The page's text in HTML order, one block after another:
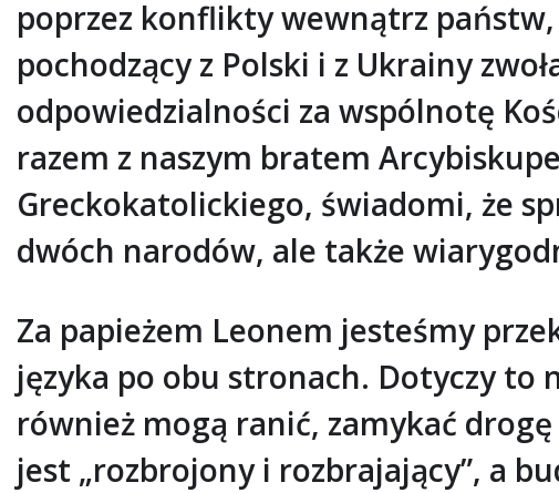
poprzez konflikty wewnątrz państw,
pochodzący z Polski i z Ukrainy
odpowiedzialności za wspólnotę
razem z naszym bratem
Greckokatolickiego, świadomi, że
dwóch narodów, ale także
Za papieżem Leonem jesteśmy
języka po obu stronach. Dotyczy to
również mogą ranić, zamykać
jest „rozbrojony i rozbrajający”, a